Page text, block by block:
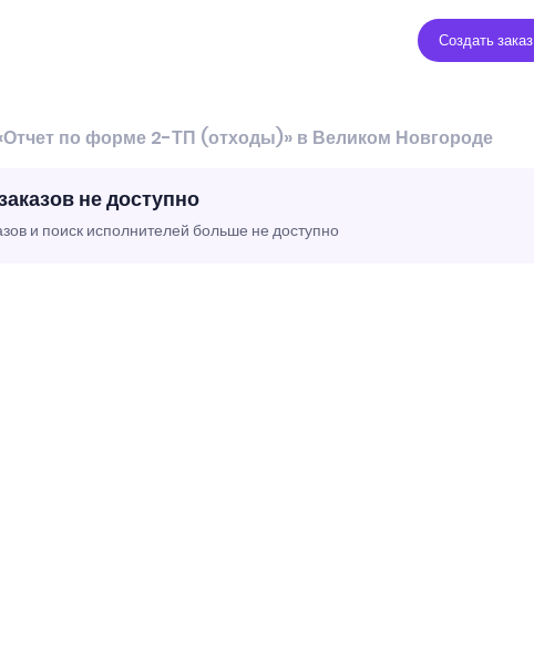
Создать заказ
по форме 2-ТП (отходы)» в Великом Новгороде
не доступно
и поиск исполнителей больше не доступно